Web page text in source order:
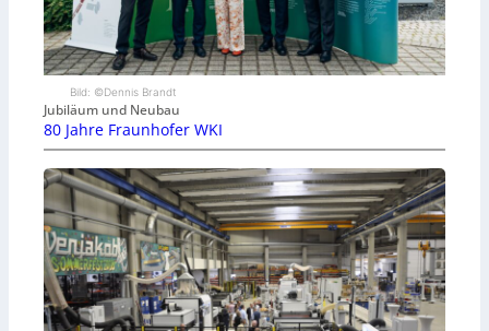
Bild: ©Dennis Brandt
Jubiläum und Neubau
80 Jahre Fraunhofer WKI